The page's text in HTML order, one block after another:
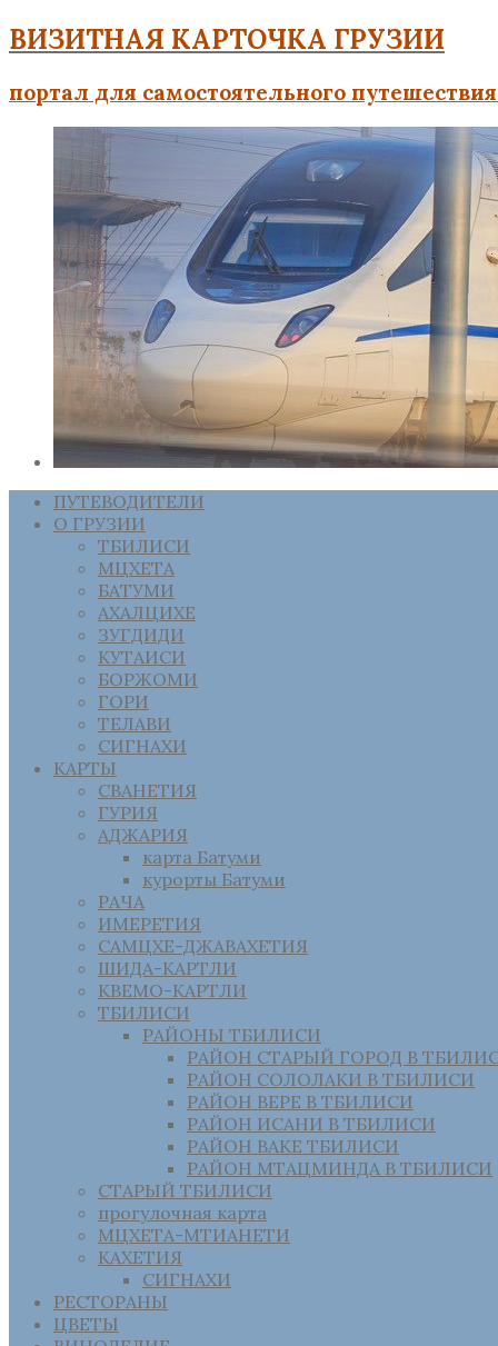
ВИЗИТНАЯ КАРТОЧКА ГРУЗИИ
портал для самостоятельного
ПУТЕВОДИТЕЛИ
О ГРУЗИИ
ТБИЛИСИ
МЦХЕТА
БАТУМИ
АХАЛЦИХЕ
ЗУГДИДИ
КУТАИСИ
БОРЖОМИ
ГОРИ
ТЕЛАВИ
СИГНАХИ
КАРТЫ
СВАНЕТИЯ
ГУРИЯ
АДЖАРИЯ
карта Батуми
курорты Батуми
РАЧА
ИМЕРЕТИЯ
САМЦХЕ-ДЖАВАХЕТИЯ
ШИДА-КАРТЛИ
КВЕМО-КАРТЛИ
ТБИЛИСИ
РАЙОНЫ ТБИЛИСИ
РАЙОН СТАРЫЙ ГОРОД В
РАЙОН СОЛОЛАКИ В ТБИЛИСИ
РАЙОН ВЕРЕ В ТБИЛИСИ
РАЙОН ИСАНИ В ТБИЛИСИ
РАЙОН ВАКЕ ТБИЛИСИ
РАЙОН МТАЦМИНДА В ТБИЛИСИ
СТАРЫЙ ТБИЛИСИ
прогулочная карта
МЦХЕТА-МТИАНЕТИ
КАХЕТИЯ
СИГНАХИ
РЕСТОРАНЫ
ЦВЕТЫ